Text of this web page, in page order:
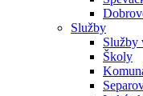
Služby
Služby
Školy